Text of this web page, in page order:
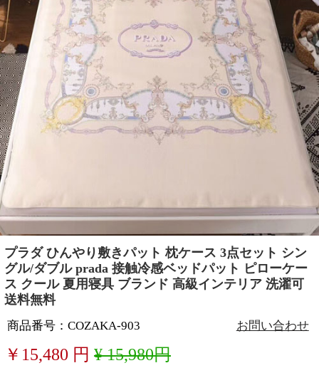
プラダ ひんやり敷きパット 枕ケース 3点セット シン
グル/ダブル prada 接触冷感ベッドパット ピローケー
ス クール 夏用寝具 ブランド 高級インテリア 洗濯可
送料無料
商品番号：COZAKA-903 お問い合わせ
￥ 15,480 円 ¥ 15,980円